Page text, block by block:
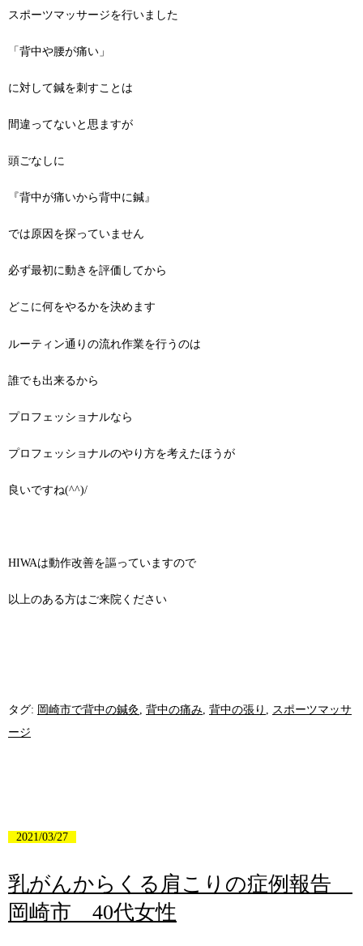
スポーツマッサージを行いました
「背中や腰が痛い」
に対して鍼を刺すことは
間違ってないと思ますが
頭ごなしに
『背中が痛いから背中に鍼』
では原因を探っていません
必ず最初に動きを評価してから
どこに何をやるかを決めます
ルーティン通りの流れ作業を行うのは
誰でも出来るから
プロフェッショナルなら
プロフェッショナルのやり方を考えたほうが
良いですね(^^)/
HIWAは動作改善を謳っていますので
以上のある方はご来院ください
タグ: 岡崎市で背中の鍼灸 背中の痛み 背中の張り
スポーツマッサ
ージ
2021/03/27
乳がんからくる肩こりの症例報告
岡崎市 40代女性